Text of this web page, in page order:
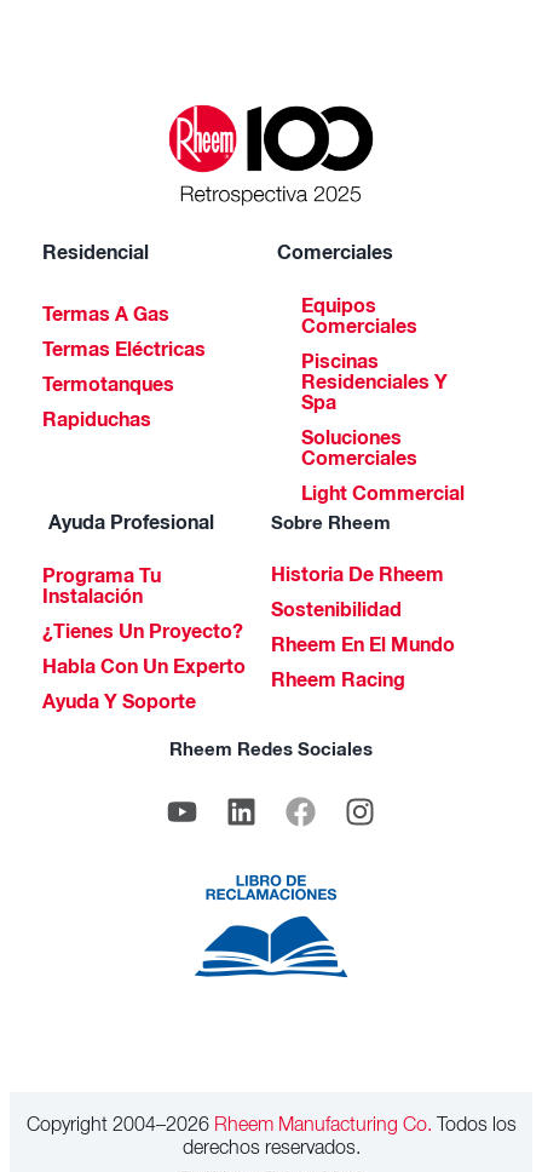
Residencial
Termas A Gas
Termas Eléctricas
Termotanques
Rapiduchas
Comerciales
Equipos
Comerciales
Piscinas
Residenciales Y
Spa
Soluciones
Comerciales
Light Commercial
Ayuda Profesional
Programa Tu
Instalación
¿Tienes Un Proyecto?
Habla Con Un Experto
Ayuda Y Soporte
Sobre Rheem
Historia De Rheem
Sostenibilidad
Rheem En El Mundo
Rheem Racing
Rheem Redes Sociales
Copyright 2004–2026Rheem Manufacturing Co. Todos los
derechos reservados.